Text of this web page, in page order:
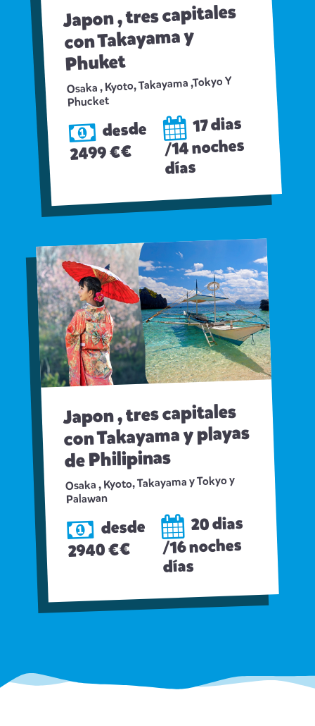
Japon , tres capitales
con Takayama y
Phuket
Osaka , Kyoto, Takayama ,Tokyo Y
Phucket
desde
2499 €€
17 dias
/14 noches
días
Japon , tres capitales
con Takayama y playas
de Philipinas
Osaka , Kyoto, Takayama y Tokyo y
Palawan
desde
2940 €€
20 dias
/16 noches
días